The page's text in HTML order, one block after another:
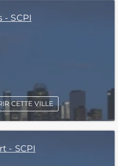
- SCPI
CETTE VILLE
- SCPI